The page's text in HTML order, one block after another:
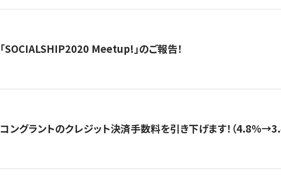
「SOCIALSHIP2020 Meetup!」のご報告！
コングラントのクレジット決済手数料を引き下げます！（